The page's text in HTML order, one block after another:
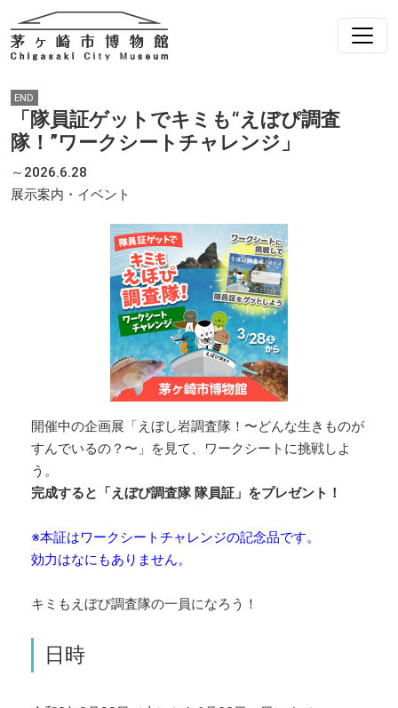
END
「隊員証ゲットでキミも“えぼぴ調査
隊！”ワークシートチャレンジ」
～2026.6.28
展示案内・イベント
開催中の企画展「えぼし岩調査隊！〜どんな生きものが
すんでいるの？〜」を見て、ワークシートに挑戦しよ
う。
完成すると「えぼぴ調査隊 隊員証」をプレゼント！
※本証はワークシートチャレンジの記念品です。
効力はなにもありません。
キミもえぼぴ調査隊の一員になろう！
日時